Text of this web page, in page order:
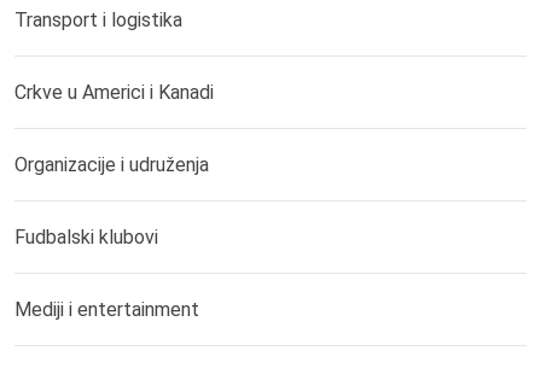
Transport i logistika
Crkve u Americi i Kanadi
Organizacije i udruženja
Fudbalski klubovi
Mediji i entertainment